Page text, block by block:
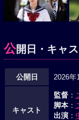
公開日・キャ
公開日 2026年
キャスト
監督：
脚本：
出演：